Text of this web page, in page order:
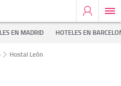
EN MADRID HOTELES EN
Hostal León